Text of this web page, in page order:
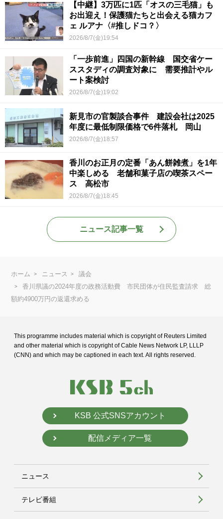
【中継】3万匹に1匹「オスの三毛猫」も
お出迎え！保護猫たちと出会える猫カフ
ェ ルアナ〈#推しドコ？〉
2026/8/7(金)19:54
「一歩前進」四国の新幹線 国交省ケー
ススタディの調査対象に 需要推計やル
ート案検討
2026/8/7(金)19:02
新見市の官製談合事件 建設会社は2025
年度に最低制限価格で6件落札 岡山
2026/8/7(金)18:57
香川のお正月の定番「あん餅雑煮」を1年
中楽しめる 老舗和菓子店の喫茶スペー
ス 高松市
2026/8/7(金)18:45
ニュース記事一覧
ホーム ニュース
議会
香川県議の2024年度の政務活動費 市民団体が住民監査請求 総
額約4900万円の返還求める
This programme includes material which is copyright of Reuters Limited
and other material which is copyright of Cable News Network LP, LLLP
(CNN) and which may be captioned in each text. All rights reserved.
KSB 公式SNSアカウント
配信メディア一覧
ニュース
テレビ番組